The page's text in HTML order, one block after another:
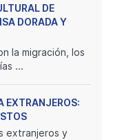
DE
DORADA Y
la migración, los
...
EXTRANJEROS:
extranjeros y